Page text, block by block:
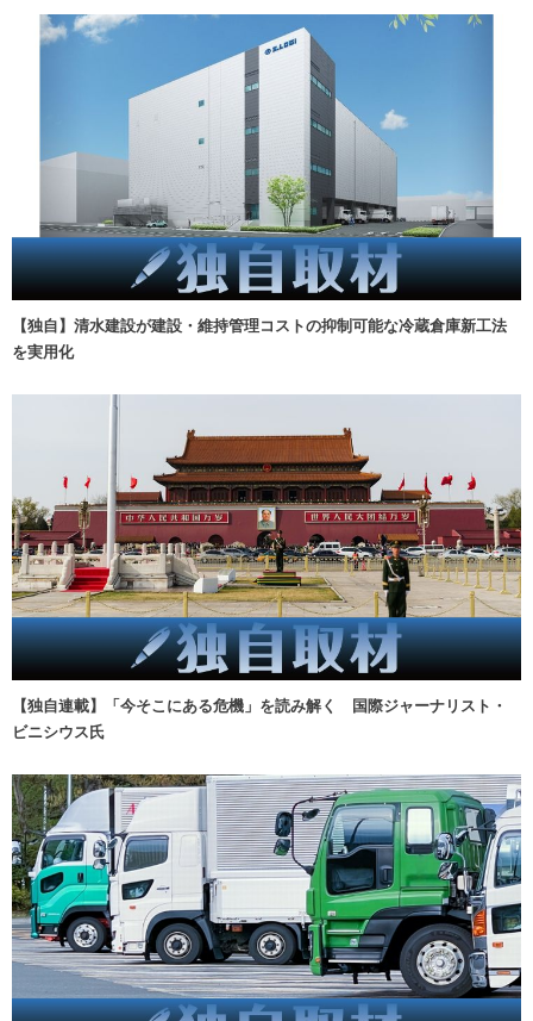
【独自】清水建設が建設・維持管理コストの抑制可能な冷蔵倉庫新工法
を実用化
【独自連載】「今そこにある危機」を読み解く 国際ジャーナリスト・
ビニシウス氏